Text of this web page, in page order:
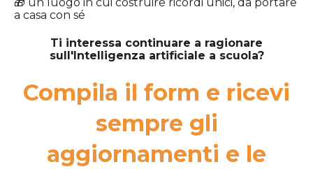
a casa con sé
Ti interessa continuare a ragionare
sull'Intelligenza artificiale a scuola?
Compila il form e ricevi
sempre gli
aggiornamenti e le